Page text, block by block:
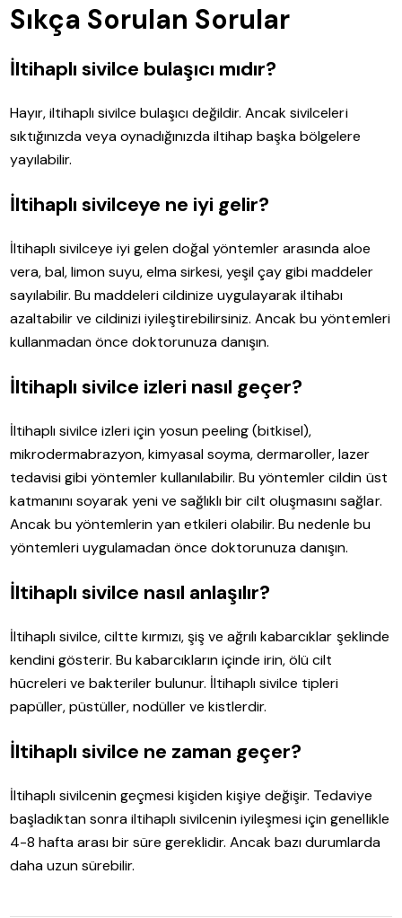
Sıkça Sorulan Sorular
İltihaplı sivilce bulaşıcı mıdır?
Hayır, iltihaplı sivilce bulaşıcı değildir. Ancak sivilceleri
sıktığınızda veya oynadığınızda iltihap başka bölgelere
yayılabilir.
İltihaplı sivilceye ne iyi gelir?
İltihaplı sivilceye iyi gelen doğal yöntemler arasında aloe
vera, bal, limon suyu, elma sirkesi, yeşil çay gibi maddeler
sayılabilir. Bu maddeleri cildinize uygulayarak iltihabı
azaltabilir ve cildinizi iyileştirebilirsiniz. Ancak bu yöntemleri
kullanmadan önce doktorunuza danışın.
İltihaplı sivilce izleri nasıl geçer?
İltihaplı sivilce izleri için yosun peeling (bitkisel),
mikrodermabrazyon, kimyasal soyma, dermaroller, lazer
tedavisi gibi yöntemler kullanılabilir. Bu yöntemler cildin üst
katmanını soyarak yeni ve sağlıklı bir cilt oluşmasını sağlar.
Ancak bu yöntemlerin yan etkileri olabilir. Bu nedenle bu
yöntemleri uygulamadan önce doktorunuza danışın.
İltihaplı sivilce nasıl anlaşılır?
İltihaplı sivilce, ciltte kırmızı, şiş ve ağrılı kabarcıklar şeklinde
kendini gösterir. Bu kabarcıkların içinde irin, ölü cilt
hücreleri ve bakteriler bulunur. İltihaplı sivilce tipleri
papüller, püstüller, nodüller ve kistlerdir.
İltihaplı sivilce ne zaman geçer?
İltihaplı sivilcenin geçmesi kişiden kişiye değişir. Tedaviye
başladıktan sonra iltihaplı sivilcenin iyileşmesi için genellikle
4-8 hafta arası bir süre gereklidir. Ancak bazı durumlarda
daha uzun sürebilir.